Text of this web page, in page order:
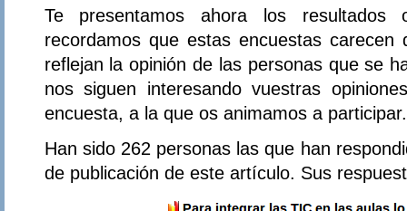
Te presentamos ahora los resultados
recordamos que estas encuestas carecen
reflejan la opinión de las personas que se
nos siguen interesando vuestras
encuesta, a la que os animamos a participar.
Han sido 262 personas las que han
de publicación de este artículo. Sus